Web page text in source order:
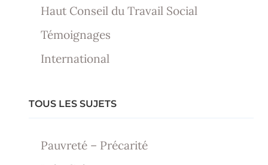
Haut Conseil du Travail Social
Témoignages
International
TOUS LES SUJETS
Pauvreté – Précarité